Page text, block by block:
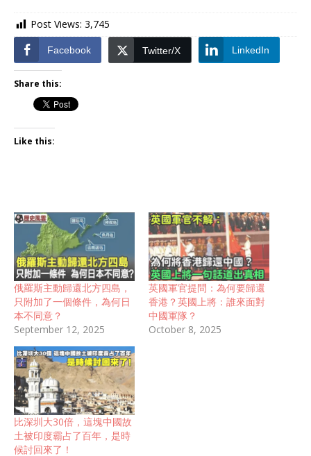
Post Views: 3,745
Facebook Twitter/X LinkedIn
Share this:
Like this:
俄羅斯主動歸還北方四島，
只附加了一個條件，為何日
本不同意？
September 12, 2025
英國軍官提問：為何要歸還
香港？英國上將：誰來面對
中國軍隊？
October 8, 2025
比深圳大30倍，這塊中國故
土被印度霸占了百年，是時
候討回來了！